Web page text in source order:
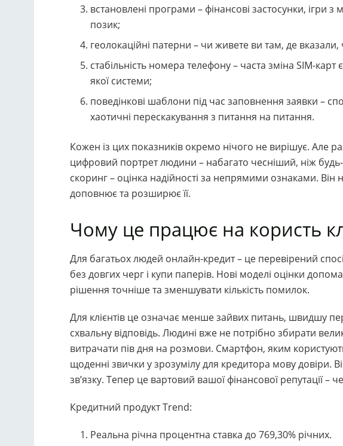
встановлені програми – фінансові застосунки, ігри
позик;
геолокаційні патерни – чи живете ви там, де
стабільність номера телефону – часта зміна SIM-
якої системи;
поведінкові шаблони під час заповнення заявки –
хаотичні перескакування з питання на питання.
Кожен із цих показників окремо нічого не вирішує. Але
цифровий портрет людини – набагато чесніший, ніж будь-
скоринг – оцінка надійності за непрямими ознаками. Він
доповнює та розширює її.
Чому це працює на користь
Для багатьох людей онлайн-кредит – це перевірений
без довгих черг і купи паперів. Нові моделі оцінки
рішення точніше та зменшувати кількість помилок.
Для клієнтів це означає менше зайвих питань, швидшу
схвальну відповідь. Людині вже не потрібно збирати
витрачати пів дня на розмови. Смартфон, яким
щоденні звички у зрозумілу для кредитора мову довіри.
зв’язку. Тепер це вартовий вашої фінансової репутації –
Кредитний продукт Trend:
Реальна річна процентна ставка до 769,30% річних.